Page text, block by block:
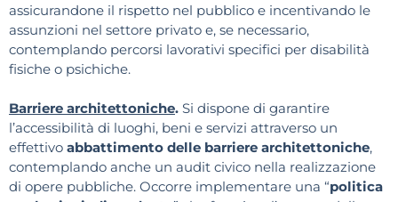
assicurandone il rispetto nel pubblico e incentivando le
assunzioni nel settore privato e, se necessario,
contemplando percorsi lavorativi specifici per disabilità
fisiche o psichiche.
Barriere architettoniche. Si dispone di garantire
l’accessibilità di luoghi, beni e servizi attraverso un
effettivo abbattimento delle barriere architettoniche,
contemplando anche un audit civico nella realizzazione
di opere pubbliche. Occorre implementare una “politica